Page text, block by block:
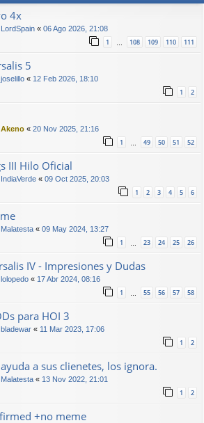
4x
LordSpain « 06 Ago 2026, 21:08
1 108 109 110 111
5
joselillo « 12 Feb 2026, 18:10
1 2
Akeno « 20 Nov 2025, 21:16
1 49 50 51 52
III Hilo Oficial
IndiaVerde « 09 Oct 2025, 20:03
1 2 3 4 5 6
Malatesta « 09 May 2024, 13:27
1 … 23 24 25 26
IV - Impresiones y Dudas
lolopedo « 17 Abr 2024, 08:16
1 … 55 56 57 58
para HOI 3
bladewar « 11 Mar 2023, 17:06
1 2
a sus clienetes, los ignora.
Malatesta « 13 Nov 2022, 21:01
1 2
+no meme